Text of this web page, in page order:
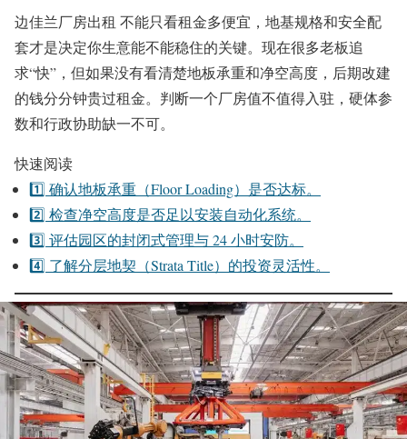
边佳兰厂房出租 不能只看租金多便宜，地基规格和安全配
套才是决定你生意能不能稳住的关键。现在很多老板追
求“快”，但如果没有看清楚地板承重和净空高度，后期改建
的钱分分钟贵过租金。判断一个厂房值不值得入驻，硬体参
数和行政协助缺一不可。
快速阅读
1️⃣ 确认地板承重（Floor Loading）是否达标。
2️⃣ 检查净空高度是否足以安装自动化系统。
3️⃣ 评估园区的封闭式管理与 24 小时安防。
4️⃣ 了解分层地契（Strata Title）的投资灵活性。